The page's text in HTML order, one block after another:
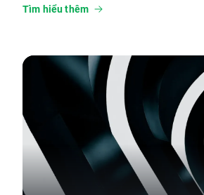
Tìm hiểu thêm